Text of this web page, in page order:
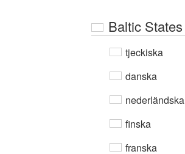
Baltic States
tjeckiska
danska
nederländska
finska
franska